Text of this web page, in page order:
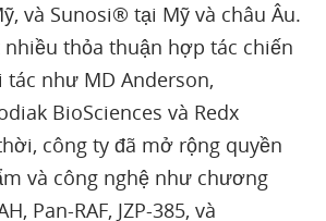
và Sunosi® tại Mỹ và châu Âu.
nhiều thỏa thuận hợp tác chiến
như MD Anderson,
BioSciences và Redx
công ty đã mở rộng quyền
và công nghệ như chương
Pan-RAF, JZP-385, và